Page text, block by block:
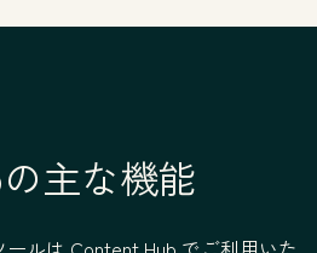
主な機能